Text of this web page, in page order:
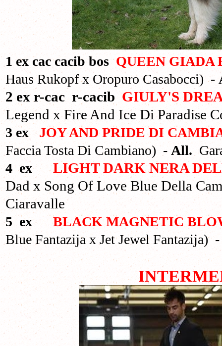
1 ex cac cacib bosQUEEN GIADA
Haus Rukopf x Oropuro Casabocci) -
2 ex r-cac r-cacib GIULY'S
Legend x Fire And Ice Di Paradise
3 ex JOY AND PRIDE DI
Faccia Tosta Di Cambiano) -All.
4 ex
LIGHT DARK NERA
Dad x Song Of Love Blue Della
Ciaravalle
5 exBLACK MAGNETIC
Blue Fantazija x Jet Jewel Fantazija)